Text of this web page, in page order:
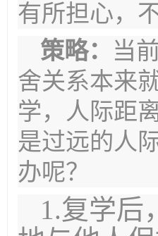
有所担心，
策略：
当
舍关系本来
学，人际距
是过远的人
办呢？
1.复学后